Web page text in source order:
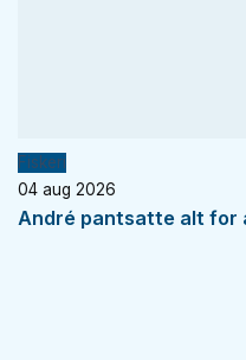
Fiskeri
04 aug 2026
André pantsatte alt for